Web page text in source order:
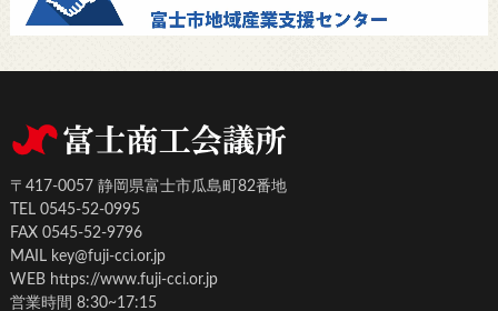
〒417-0057 静岡県富士市瓜島町82番地
TEL 0545-52-0995
FAX 0545-52-9796
MAIL key@fuji-cci.or.jp
WEB https://www.fuji-cci.or.jp
営業時間 8:30~17:15